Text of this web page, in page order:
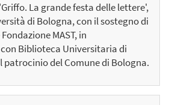
La grande festa delle lettere',
di Bologna, con il sostegno di
MAST, in
Biblioteca Universitaria di
patrocinio del Comune di Bologna.